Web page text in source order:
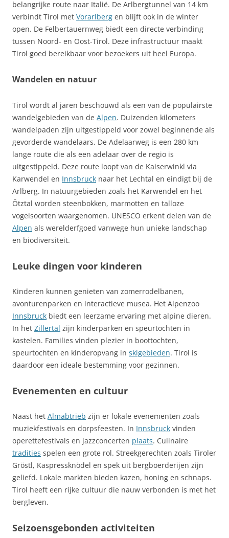
belangrijke route naar Italië. De Arlbergtunnel van 14 km
verbindt Tirol met Vorarlberg en blijft ook in de winter
open. De Felbertauernweg biedt een directe verbinding
tussen Noord- en Oost-Tirol. Deze infrastructuur maakt
Tirol goed bereikbaar voor bezoekers uit heel Europa.
Wandelen en natuur
Tirol wordt al jaren beschouwd als een van de populairste
wandelgebieden van de Alpen. Duizenden kilometers
wandelpaden zijn uitgestippeld voor zowel beginnende als
gevorderde wandelaars. De Adelaarweg is een 280 km
lange route die als een adelaar over de regio is
uitgestippeld. Deze route loopt van de Kaiserwinkl via
Karwendel en Innsbruck naar het Lechtal en eindigt bij de
Arlberg. In natuurgebieden zoals het Karwendel en het
Ötztal worden steenbokken, marmotten en talloze
vogelsoorten waargenomen. UNESCO erkent delen van de
Alpen als werelderfgoed vanwege hun unieke landschap
en biodiversiteit.
Leuke dingen voor kinderen
Kinderen kunnen genieten van zomerrodelbanen,
avonturenparken en interactieve musea. Het Alpenzoo
Innsbruck biedt een leerzame ervaring met alpine dieren.
In het Zillertal zijn kinderparken en speurtochten in
kastelen. Families vinden plezier in boottochten,
speurtochten en kinderopvang in skigebieden. Tirol is
daardoor een ideale bestemming voor gezinnen.
Evenementen en cultuur
Naast het Almabtrieb zijn er lokale evenementen zoals
muziekfestivals en dorpsfeesten. In Innsbruck vinden
operettefestivals en jazzconcerten plaats. Culinaire
tradities spelen een grote rol. Streekgerechten zoals Tiroler
Gröstl, Kaspressknödel en spek uit bergboerderijen zijn
geliefd. Lokale markten bieden kazen, honing en schnaps.
Tirol heeft een rijke cultuur die nauw verbonden is met het
bergleven.
Seizoensgebonden activiteiten